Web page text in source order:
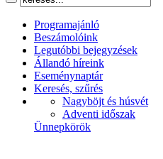
Programajánló
Beszámolóink
Legutóbbi bejegyzések
Állandó híreink
Eseménynaptár
Keresés, szűrés
Nagyböjt és húsvét
Adventi időszak
Ünnepkörök